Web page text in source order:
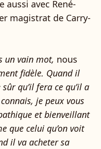
aussi avec René-
magistrat de Carry-
un vain mot, nous
fidèle. Quand il
qu’il fera ce qu’il a
je peux vous
et bienveillant
que celui qu’on voit
il va acheter sa